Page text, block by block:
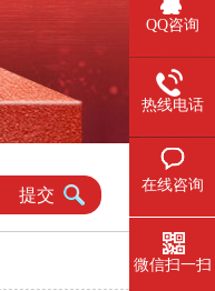
QQ咨询
热线电话
在线咨询
微信扫一扫